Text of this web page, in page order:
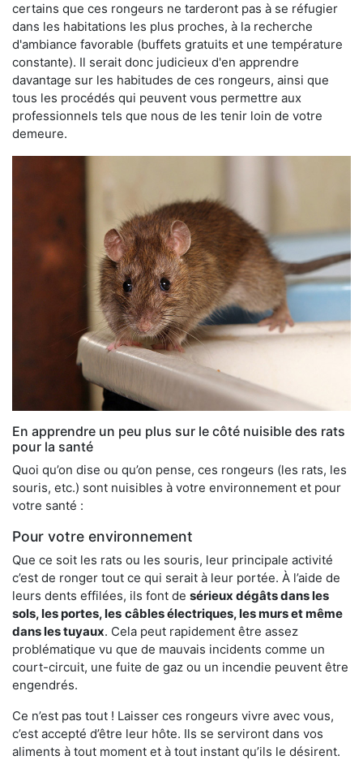
certains que ces rongeurs ne tarderont pas à se réfugier
dans les habitations les plus proches, à la recherche
d'ambiance favorable (buffets gratuits et une température
constante). Il serait donc judicieux d'en apprendre
davantage sur les habitudes de ces rongeurs, ainsi que
tous les procédés qui peuvent vous permettre aux
professionnels tels que nous de les tenir loin de votre
demeure.
En apprendre un peu plus sur le côté nuisible des rats
pour la santé
Quoi qu’on dise ou qu’on pense, ces rongeurs (les rats, les
souris, etc.) sont nuisibles à votre environnement et pour
votre santé :
Pour votre environnement
Que ce soit les rats ou les souris, leur principale activité
c’est de ronger tout ce qui serait à leur portée. À l’aide de
leurs dents effilées, ils font de sérieux dégâts dans les
sols, les portes, les câbles électriques, les murs et même
dans les tuyaux. Cela peut rapidement être assez
problématique vu que de mauvais incidents comme un
court-circuit, une fuite de gaz ou un incendie peuvent être
engendrés.
Ce n’est pas tout ! Laisser ces rongeurs vivre avec vous,
c’est accepté d’être leur hôte. Ils se serviront dans vos
aliments à tout moment et à tout instant qu’ils le désirent.